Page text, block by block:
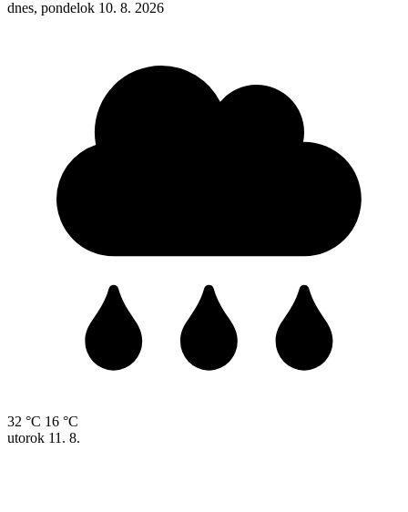
dnes, pondelok 10. 8. 2026
32 °C 16 °C
utorok 11. 8.